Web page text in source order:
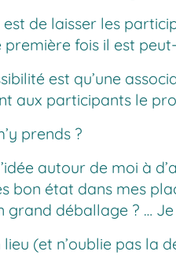
est de laisser les
première fois il est
est qu’une
aux participants le
prends ?
autour de moi à
bon état dans mes
grand déballage ? …
lieu (et n’oublie pas la